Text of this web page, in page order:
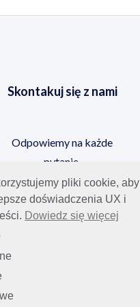
Skontakuj się z nami
Odpowiemy na każde
pytanie.
608-298-994
pliki cookie, aby
doświadczenia UX i
Dowiedz się więcej